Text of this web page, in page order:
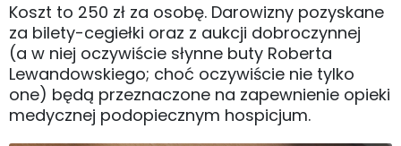
Koszt to 250 zł za osobę. Darowizny pozyskane
za bilety-cegiełki oraz z aukcji dobroczynnej
(a w niej oczywiście słynne buty Roberta
Lewandowskiego; choć oczywiście nie tylko
one) będą przeznaczone na zapewnienie opieki
medycznej podopiecznym hospicjum.